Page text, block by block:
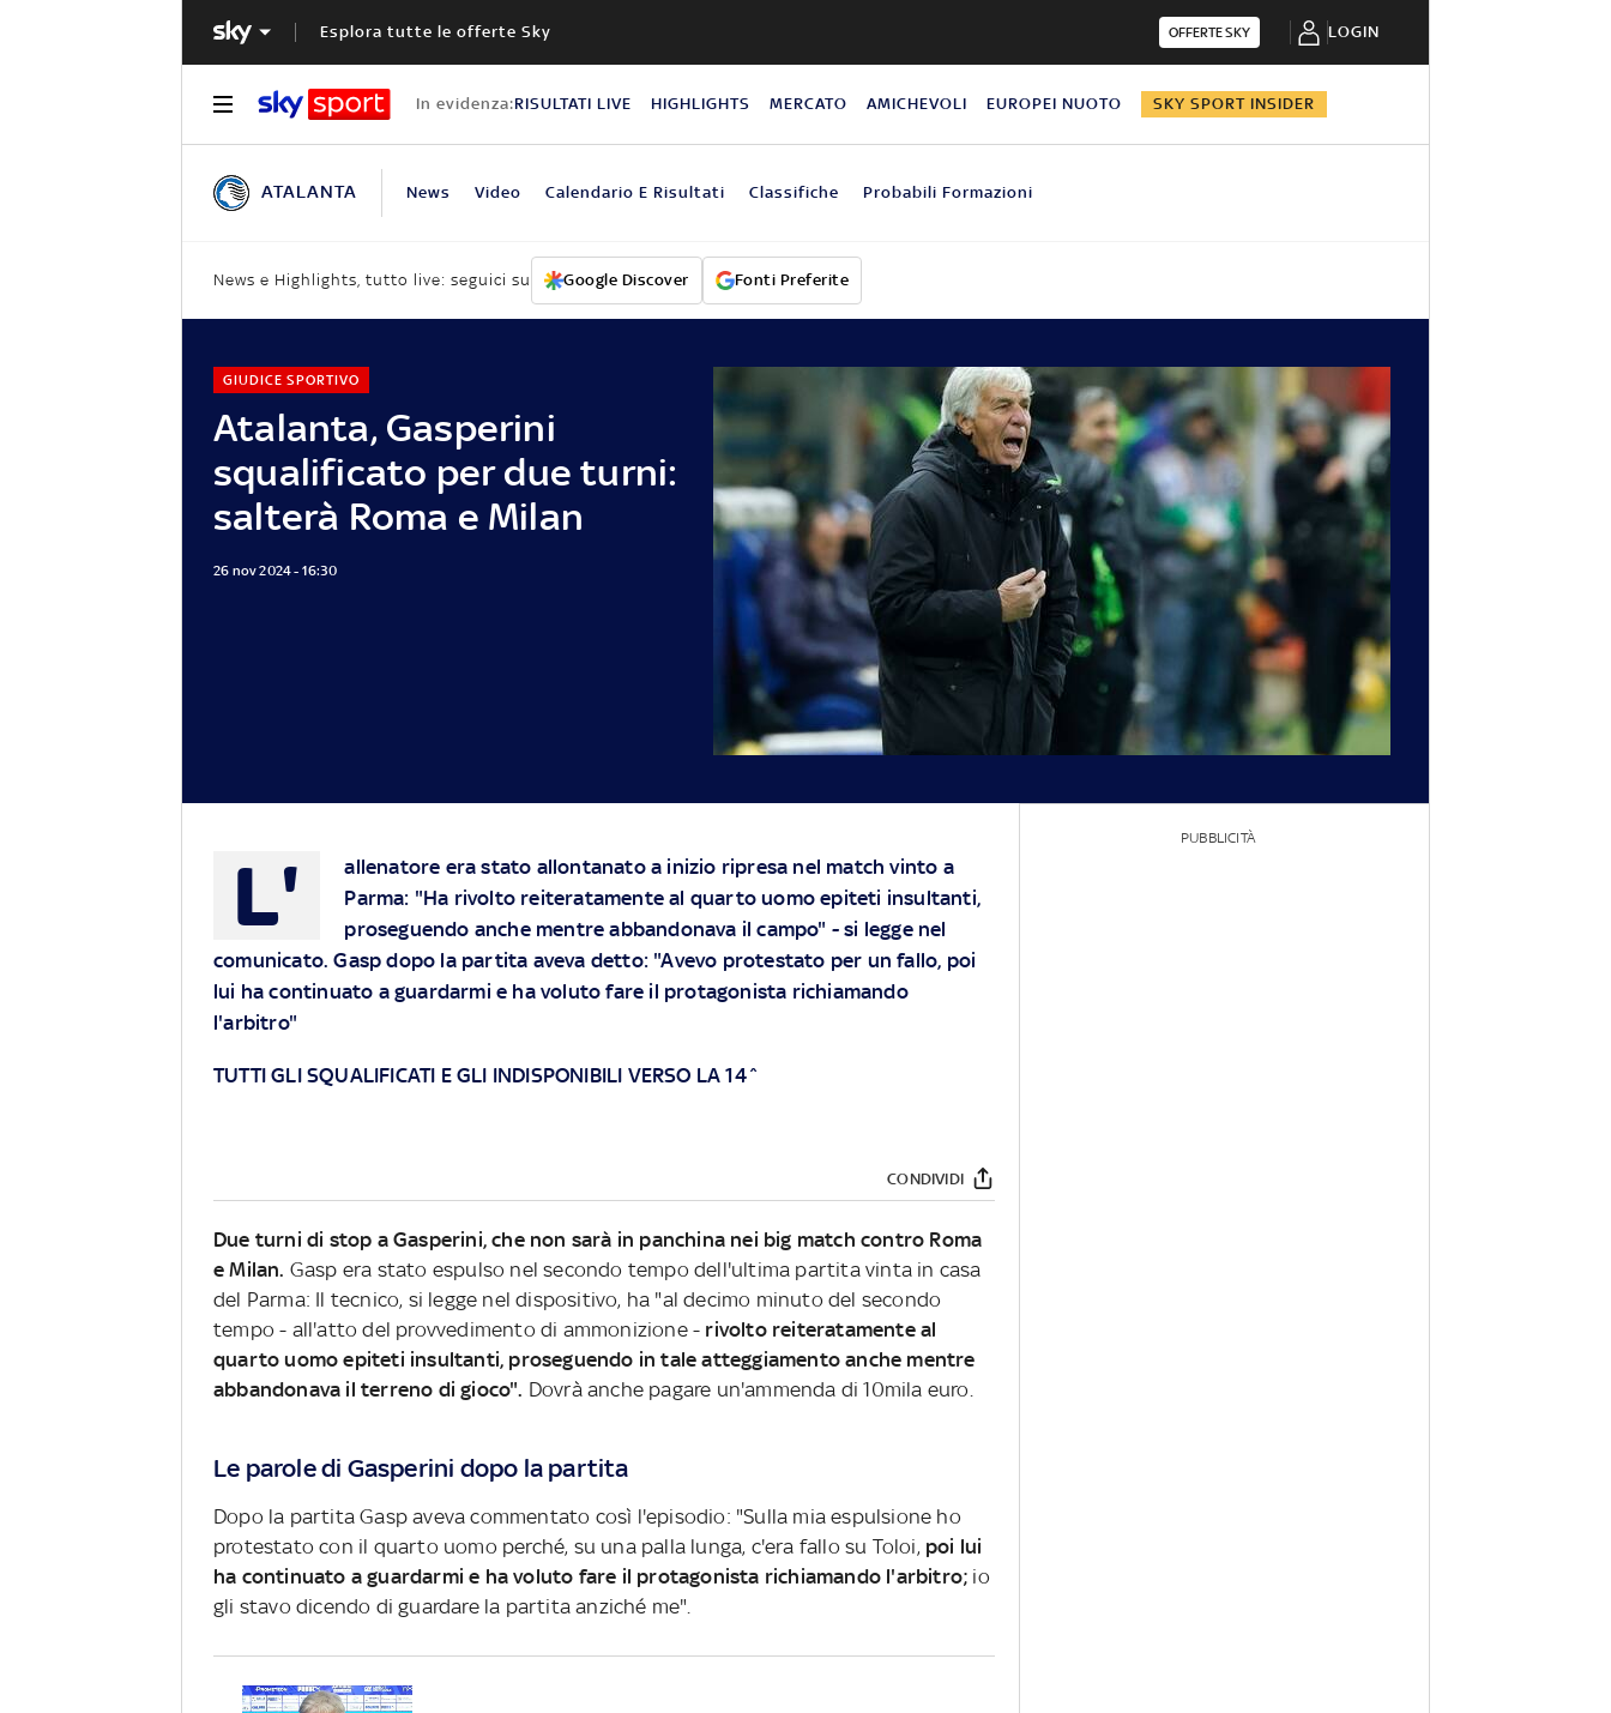
Esplora tutte le offerte Sky OFFERTE SKY LOGIN
In evidenza:RISULTATI LIVE HIGHLIGHTS MERCATO AMICHEVOLI EUROPEI NUOTO SKY SPORT INSIDER
ATALANTA News Video Calendario E Risultati Classifiche Probabili Formazioni
News e Highlights, tutto live: seguici su Google Discover Fonti Preferite
Atalanta, Gasperini
squalificato per due turni:
salterà Roma e Milan
GIUDICE SPORTIVO
26 nov 2024 - 16:30
L'
allenatore era stato allontanato a inizio ripresa nel match vinto a
Parma: "Ha rivolto reiteratamente al quarto uomo epiteti insultanti,
proseguendo anche mentre abbandonava il campo" - si legge nel
comunicato. Gasp dopo la partita aveva detto: "Avevo protestato per un fallo, poi
lui ha continuato a guardarmi e ha voluto fare il protagonista richiamando
l'arbitro"
TUTTI GLI SQUALIFICATI E GLI INDISPONIBILI VERSO LA 14^
CONDIVIDI
Due turni di stop a Gasperini, che non sarà in panchina nei big match contro Roma
e Milan. Gasp era stato espulso nel secondo tempo dell'ultima partita vinta in casa
del Parma: Il tecnico, si legge nel dispositivo, ha "al decimo minuto del secondo
tempo - all'atto del provvedimento di ammonizione - rivolto reiteratamente al
quarto uomo epiteti insultanti, proseguendo in tale atteggiamento anche mentre
abbandonava il terreno di gioco". Dovrà anche pagare un'ammenda di 10mila euro.
Le parole di Gasperini dopo la partita
Dopo la partita Gasp aveva commentato così l'episodio: "Sulla mia espulsione ho
protestato con il quarto uomo perché, su una palla lunga, c'era fallo su Toloi, poi lui
ha continuato a guardarmi e ha voluto fare il protagonista richiamando l'arbitro; io
gli stavo dicendo di guardare la partita anziché me".
PUBBLICITÀ